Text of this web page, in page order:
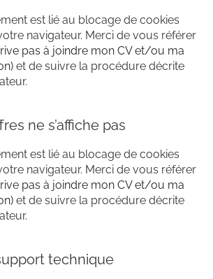
est lié au blocage de cookies
navigateur. Merci de vous référer
pas à joindre mon CV et/ou ma
et de suivre la procédure décrite
ne s’affiche pas
est lié au blocage de cookies
navigateur. Merci de vous référer
pas à joindre mon CV et/ou ma
et de suivre la procédure décrite
technique